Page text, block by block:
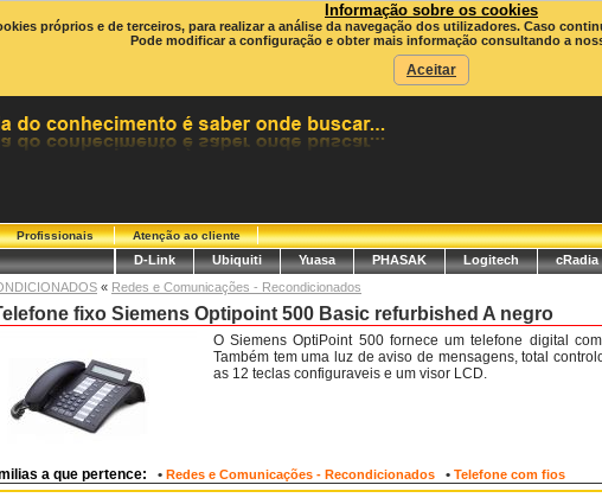
Informação sobre os cookies
próprios e de terceiros, para realizar a análise da navegação dos utilizadores. Caso
Pode modificar a configuração e obter mais informação consultando a
Aceitar
Profissionais Atenção ao cliente
D-Link Ubiquiti Yuasa PHASAK Logitech cRadia
« Redes e Comunicações - Recondicionados
fixo Siemens Optipoint 500 Basic refurbished A negro
O Siemens OptiPoint 500 fornece um telefone digital
Também tem uma luz de aviso de mensagens, total
as 12 teclas configuraveis e um visor LCD.
a que pertence: • Redes e Comunicações - Recondicionados • Telefone com fios